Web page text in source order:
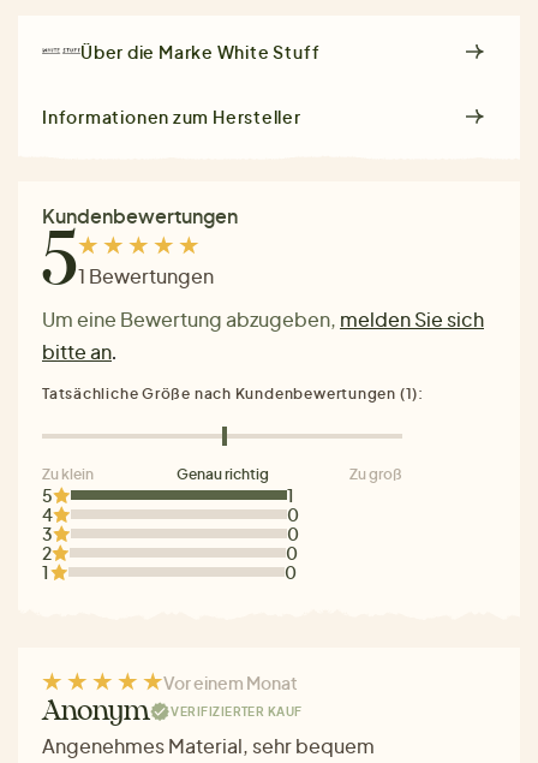
Über die Marke White Stuff
Informationen zum Hersteller
Kundenbewertungen
51 Bewertungen
Um eine Bewertung abzugeben, melden Sie sich
bitte an.
5
1
4
0
3
0
2
0
1
0
Tatsächliche Größe nach Kundenbewertungen (1):
Zu klein Genau richtig Zu groß
Vor einem Monat
Anonym VERIFIZIERTER KAUF
Angenehmes Material, sehr bequem